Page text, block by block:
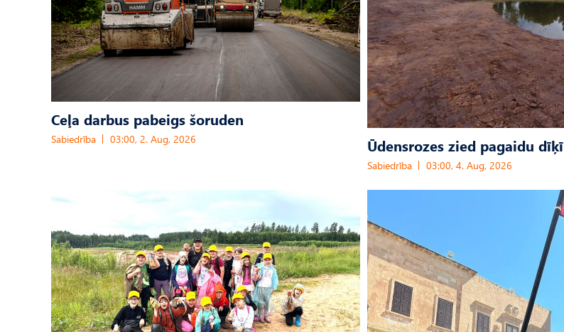
Ceļa darbus pabeigs šoruden
Sabiedrība 03:00, 2. Aug, 2026 Ūdensrozes zied pagaidu dīķī
Sabiedrība 03:00, 4. Aug, 2026